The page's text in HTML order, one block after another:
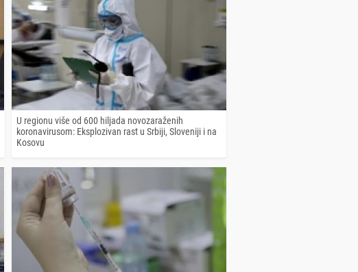
U regionu više od 600 hiljada novozaraženih
koronavirusom: Eksplozivan rast u Srbiji, Sloveniji i na
Kosovu